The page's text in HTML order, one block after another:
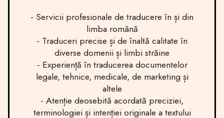
- Servicii profesionale de traducere în și din
limba română
- Traduceri precise și de înaltă calitate în
diverse domenii și limbi străine
- Experiență în traducerea documentelor
legale, tehnice, medicale, de marketing și
altele
- Atenție deosebită acordată preciziei,
terminologiei și intenției originale a textului